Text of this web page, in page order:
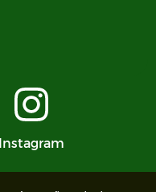
Instagram